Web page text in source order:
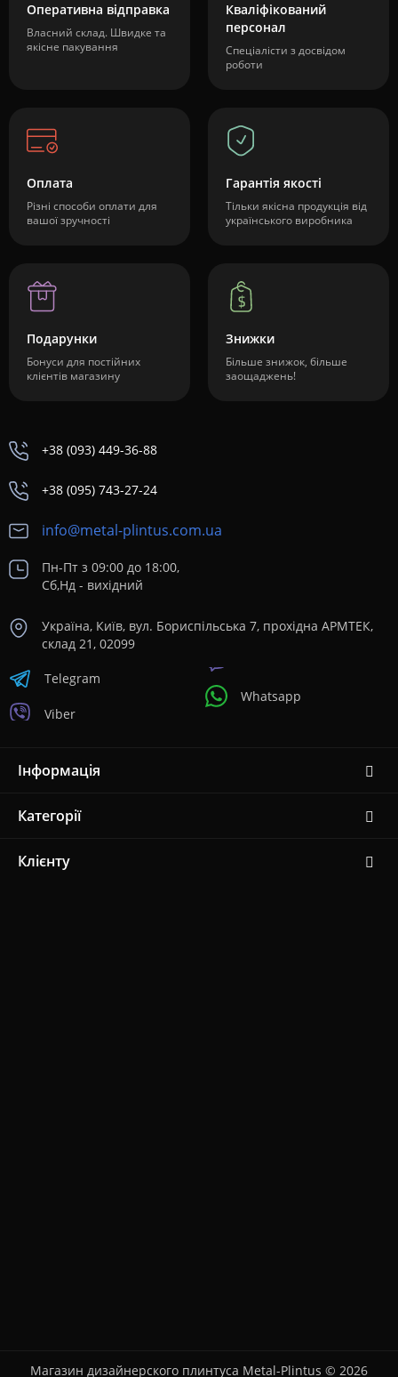
Оперативна відправка
Власний склад. Швидке та
якісне пакування
Кваліфікований
персонал
Спеціалісти з досвідом
роботи
Оплата
Різні способи оплати для
вашої зручності
Гарантія якості
Тільки якісна продукція від
українського виробника
Подарунки
Бонуси для постійних
клієнтів магазину
Знижки
Більше знижок, більше
заощаджень!
+38 (093) 449-36-88
+38 (095) 743-27-24
info@metal-plintus.com.ua
Пн-Пт з 09:00 до 18:00,
Сб,Нд - вихідний
Україна, Київ, вул. Бориспільська 7, прохідна АРМТЕК,
склад 21, 02099
Telegram
Viber
Whatsapp
Інформація
Категорії
Клієнту
Магазин дизайнерского плинтуса Metal-Plintus © 2026